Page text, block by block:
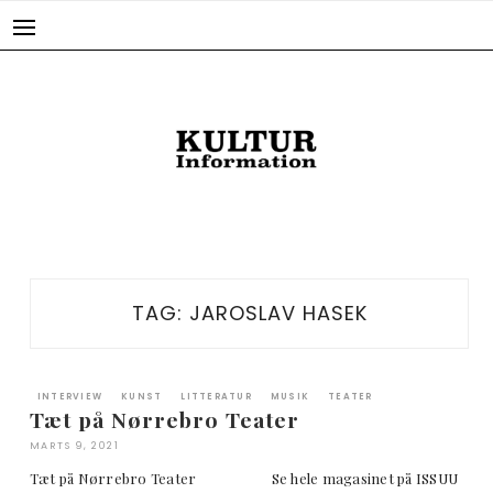
TAG: JAROSLAV HASEK
INTERVIEW KUNST LITTERATUR MUSIK TEATER
Tæt på Nørrebro Teater
MARTS 9, 2021
Tæt på Nørrebro Teater Se hele magasinet på ISSUU